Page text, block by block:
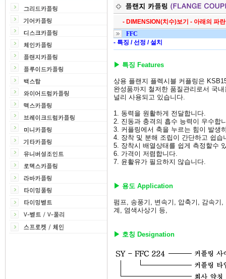
- DIMENSION(치수)보기 - 아래의 파란
FFC
- 특징 /선정 /설치
▶ 특징 Features
상용 플랜지 플렉시블 커플링은
완성품까지 철저한 품질관리로서 국
널리 사용되고 있습니다.
1. 동력을 원활하게 전달합니다.
2. 진동과 충격의 흡수 능력이 우수합
3. 커플링에서 축을 누르는 힘이 발생
4. 장착 및 분해 조립이 간단하고 쉽습
5. 장착시 배열상태를 쉽게 측정할수
6. 가격이 저렴합니다.
7. 윤활유가 필요하지 않습니다.
▶ 용도 Application
펌프, 송풍기, 변속기, 압축기, 감속기
계, 염색사상기 등,
▶ 호칭 Designation